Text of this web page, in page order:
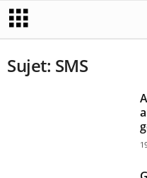
Sujet: SMS